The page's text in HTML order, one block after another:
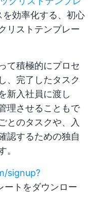
効率化する、初心
リストテンプレー
て積極的にプロセ
、完了したタスク
新入社員に渡し
理させることもで
とのタスクや、入
認するための独自
。
signup?
ートをダウンロー